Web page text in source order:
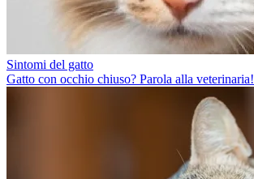
Sintomi del gatto
Gatto con occhio chiuso? Parola alla veterinaria!